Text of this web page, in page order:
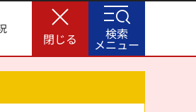
閉じる 検索
メニュー